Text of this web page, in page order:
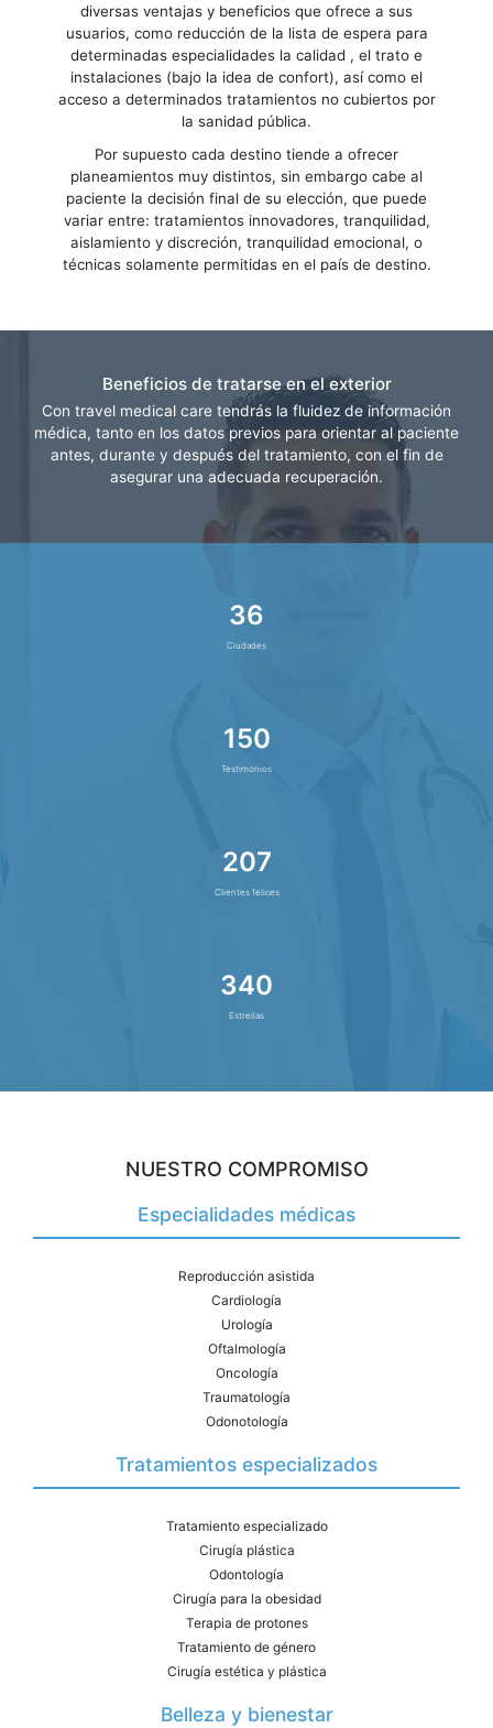
diversas ventajas y beneficios que ofrece a sus
usuarios, como reducción de la lista de espera para
determinadas especialidades la calidad , el trato e
instalaciones (bajo la idea de confort), así como el
acceso a determinados tratamientos no cubiertos por
la sanidad pública.
Por supuesto cada destino tiende a ofrecer
planeamientos muy distintos, sin embargo cabe al
paciente la decisión final de su elección, que puede
variar entre: tratamientos innovadores, tranquilidad,
aislamiento y discreción, tranquilidad emocional, o
técnicas solamente permitidas en el país de destino.
Beneficios de tratarse en el exterior
Con travel medical care tendrás la fluidez de información
médica, tanto en los datos previos para orientar al paciente
antes, durante y después del tratamiento, con el fin de
asegurar una adecuada recuperación.
36
Ciudades
150
Testimonios
207
Clientes felices
340
Estrellas
NUESTRO COMPROMISO
Especialidades médicas
Reproducción asistida
Cardiología
Urología
Oftalmología
Oncología
Traumatología
Odonotología
Tratamientos especializados
Tratamiento especializado
Cirugía plástica
Odontología
Cirugía para la obesidad
Terapia de protones
Tratamiento de género
Cirugía estética y plástica
Belleza y bienestar